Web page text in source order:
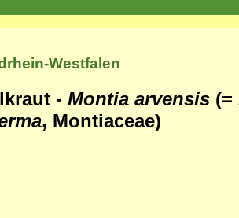
Westfalen
- Montia arvensis (=
, Montiaceae)